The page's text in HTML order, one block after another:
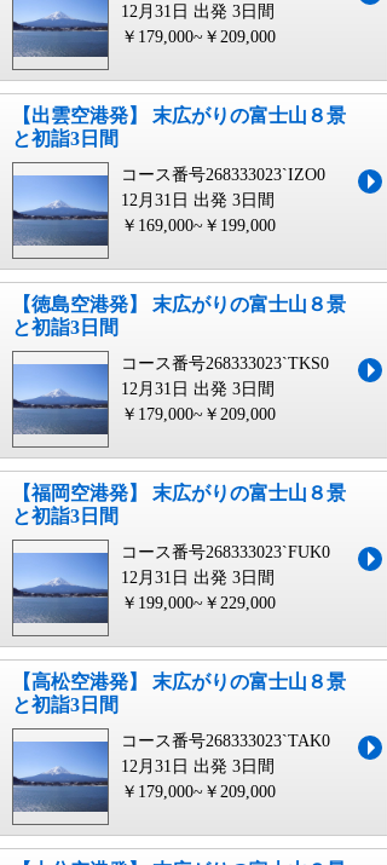
12月31日 出発 3日間
￥179,000~￥209,000
【出雲空港発】 末広がりの富士山８景
と初詣3日間
コース番号268333023`IZO0
12月31日 出発 3日間
￥169,000~￥199,000
【徳島空港発】 末広がりの富士山８景
と初詣3日間
コース番号268333023`TKS0
12月31日 出発 3日間
￥179,000~￥209,000
【福岡空港発】 末広がりの富士山８景
と初詣3日間
コース番号268333023`FUK0
12月31日 出発 3日間
￥199,000~￥229,000
【高松空港発】 末広がりの富士山８景
と初詣3日間
コース番号268333023`TAK0
12月31日 出発 3日間
￥179,000~￥209,000